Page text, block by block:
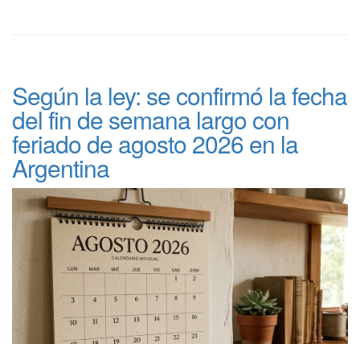
Según la ley: se confirmó la fecha
del fin de semana largo con
feriado de agosto 2026 en la
Argentina